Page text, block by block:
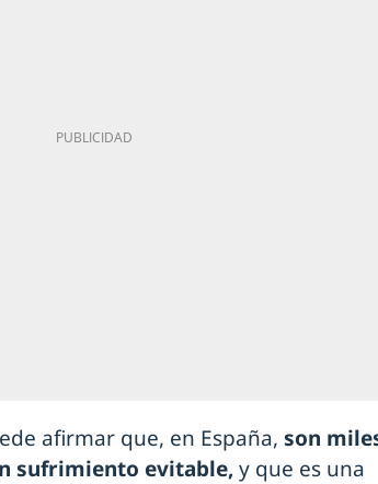
afirmar que, en España, son
sufrimiento evitable, y que es una